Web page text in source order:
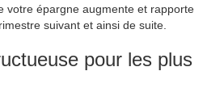
votre épargne augmente et rapporte
suivant et ainsi de suite.
pour les plus